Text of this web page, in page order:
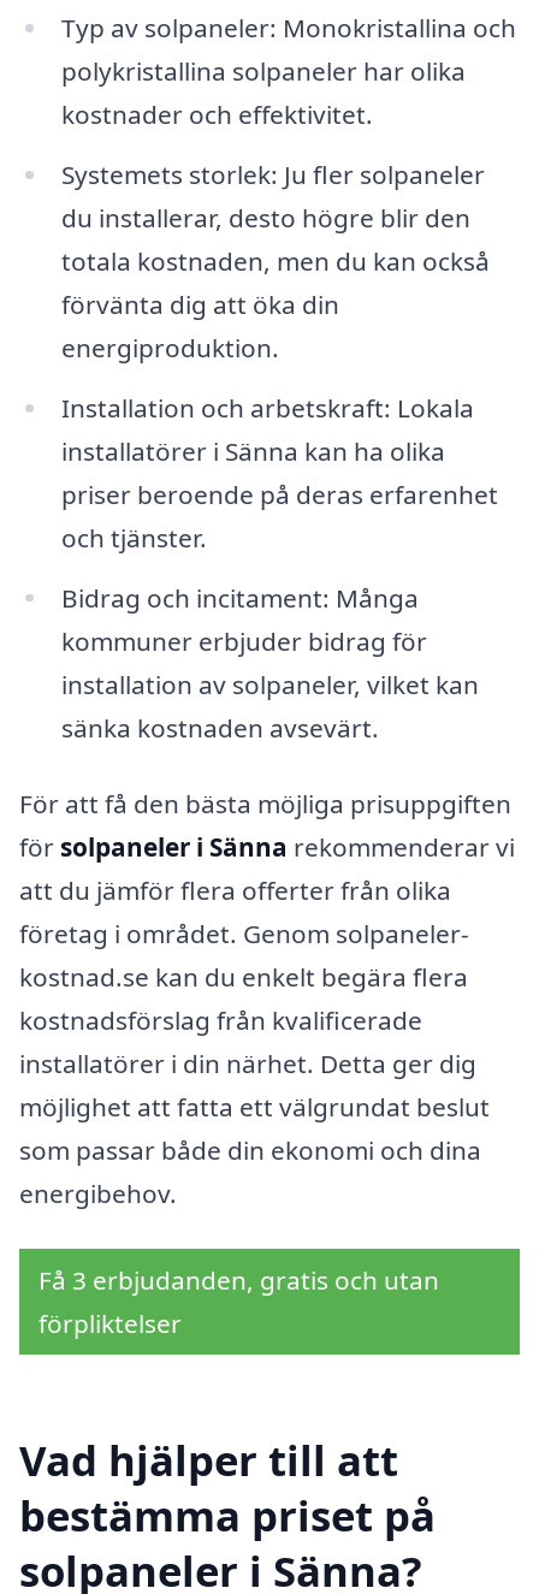
Typ av solpaneler: Monokristallina och
polykristallina solpaneler har olika
kostnader och effektivitet.
Systemets storlek: Ju fler solpaneler
du installerar, desto högre blir den
totala kostnaden, men du kan också
förvänta dig att öka din
energiproduktion.
Installation och arbetskraft: Lokala
installatörer i Sänna kan ha olika
priser beroende på deras erfarenhet
och tjänster.
Bidrag och incitament: Många
kommuner erbjuder bidrag för
installation av solpaneler, vilket kan
sänka kostnaden avsevärt.
För att få den bästa möjliga prisuppgiften
för solpaneler i Sänna rekommenderar vi
att du jämför flera offerter från olika
företag i området. Genom solpaneler-
kostnad.se kan du enkelt begära flera
kostnadsförslag från kvalificerade
installatörer i din närhet. Detta ger dig
möjlighet att fatta ett välgrundat beslut
som passar både din ekonomi och dina
energibehov.
Få 3 erbjudanden, gratis och utan
förpliktelser
Vad hjälper till att
bestämma priset på
solpaneler i Sänna?